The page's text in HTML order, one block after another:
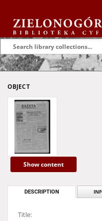
OBJECT
Show content
DESCRIPTION
Title: